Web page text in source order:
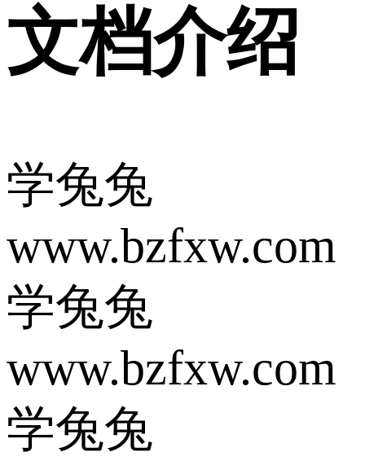
文档介绍
学兔兔
www.bzfxw.com
学兔兔
www.bzfxw.com
学兔兔